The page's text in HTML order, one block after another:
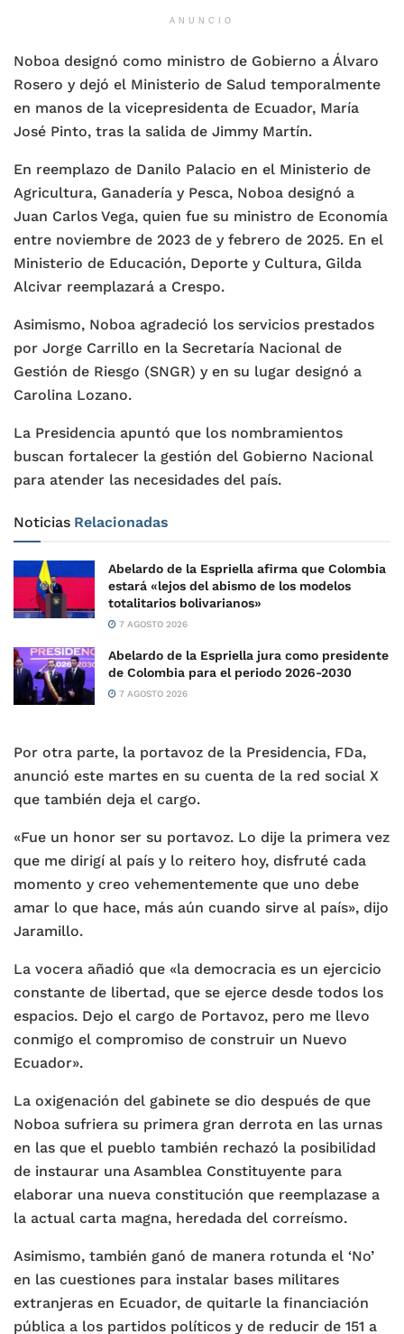
ANUNCIO
Noboa designó como ministro de Gobierno a Álvaro
Rosero y dejó el Ministerio de Salud temporalmente
en manos de la vicepresidenta de Ecuador, María
José Pinto, tras la salida de Jimmy Martín.
En reemplazo de Danilo Palacio en el Ministerio de
Agricultura, Ganadería y Pesca, Noboa designó a
Juan Carlos Vega, quien fue su ministro de Economía
entre noviembre de 2023 de y febrero de 2025. En el
Ministerio de Educación, Deporte y Cultura, Gilda
Alcivar reemplazará a Crespo.
Asimismo, Noboa agradeció los servicios prestados
por Jorge Carrillo en la Secretaría Nacional de
Gestión de Riesgo (SNGR) y en su lugar designó a
Carolina Lozano.
La Presidencia apuntó que los nombramientos
buscan fortalecer la gestión del Gobierno Nacional
para atender las necesidades del país.
Noticias Relacionadas
Abelardo de la Espriella afirma que Colombia
estará «lejos del abismo de los modelos
totalitarios bolivarianos»
7 AGOSTO 2026
Abelardo de la Espriella jura como presidente
de Colombia para el periodo 2026-2030
7 AGOSTO 2026
Por otra parte, la portavoz de la Presidencia, FDa,
anunció este martes en su cuenta de la red social X
que también deja el cargo.
«Fue un honor ser su portavoz. Lo dije la primera vez
que me dirigí al país y lo reitero hoy, disfruté cada
momento y creo vehementemente que uno debe
amar lo que hace, más aún cuando sirve al país», dijo
Jaramillo.
La vocera añadió que «la democracia es un ejercicio
constante de libertad, que se ejerce desde todos los
espacios. Dejo el cargo de Portavoz, pero me llevo
conmigo el compromiso de construir un Nuevo
Ecuador».
La oxigenación del gabinete se dio después de que
Noboa sufriera su primera gran derrota en las urnas
en las que el pueblo también rechazó la posibilidad
de instaurar una Asamblea Constituyente para
elaborar una nueva constitución que reemplazase a
la actual carta magna, heredada del correísmo.
Asimismo, también ganó de manera rotunda el ‘No’
en las cuestiones para instalar bases militares
extranjeras en Ecuador, de quitarle la financiación
pública a los partidos políticos y de reducir de 151 a